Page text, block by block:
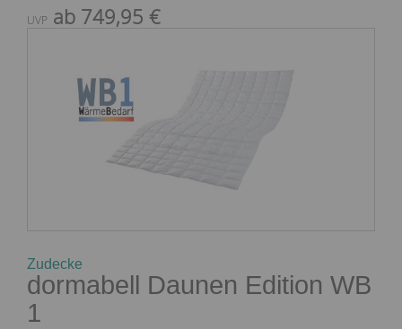
UVP ab 749,95 €
Zudecke
dormabell Daunen Edition WB
1